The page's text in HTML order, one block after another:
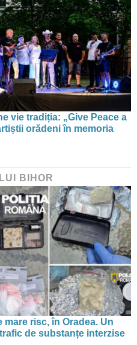
vie tradiția: „Give Peace a
orădeni în memoria
BIHOR
risc, în Oradea. Un
de substanțe interzise